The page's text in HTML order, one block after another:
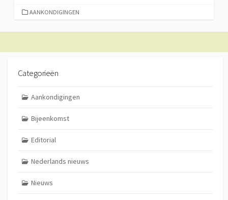
CATEGORIEËN
AANKONDIGINGEN
Categorieën
Aankondigingen
Bijeenkomst
Editorial
Nederlands nieuws
Nieuws